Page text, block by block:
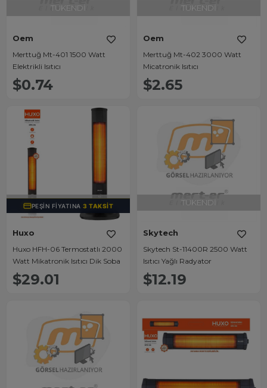
TÜKENDI
Oem
Merttuğ Mt-401 1500 Watt
Elektrikli Isıtıcı
$0.74
TÜKENDI
Oem
Merttuğ Mt-402 3000 Watt
Micatronik Isıtıcı
$2.65
TÜKENDI
PEŞIN FIYATINA3 TAKSIT
Huxo
Huxo HFH-06 Termostatlı 2000
Watt Mikatronik Isıtıcı Dik Soba
$29.01
TÜKENDI
Skytech
Skytech St-11400R 2500 Watt
Isıtıcı Yağlı Radyator
$12.19